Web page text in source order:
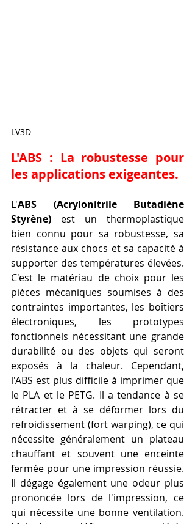
LV3D
L'ABS : La robustesse pour
les applications exigeantes.
L'ABS (Acrylonitrile Butadiène
Styrène) est un thermoplastique
bien connu pour sa robustesse, sa
résistance aux chocs et sa capacité à
supporter des températures élevées.
C'est le matériau de choix pour les
pièces mécaniques soumises à des
contraintes importantes, les boîtiers
électroniques, les prototypes
fonctionnels nécessitant une grande
durabilité ou des objets qui seront
exposés à la chaleur. Cependant,
l'ABS est plus difficile à imprimer que
le PLA et le PETG. Il a tendance à se
rétracter et à se déformer lors du
refroidissement (fort warping), ce qui
nécessite généralement un plateau
chauffant et souvent une enceinte
fermée pour une impression réussie.
Il dégage également une odeur plus
prononcée lors de l'impression, ce
qui nécessite une bonne ventilation.